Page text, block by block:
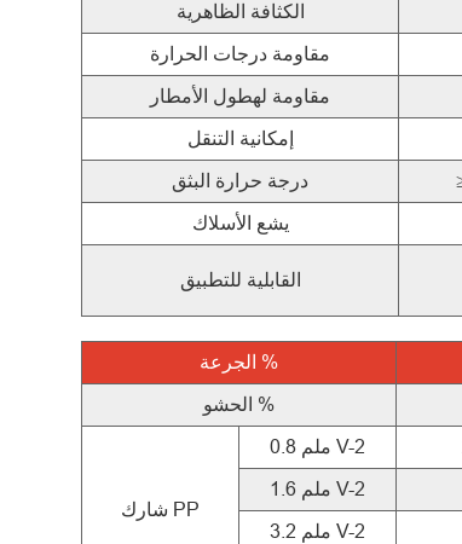
الكثافة الظاهرية
مقاومة درجات الحرارة
مقاومة لهطول الأمطار
إمكانية التنقل
درجة حرارة البثق
يشع الأسلاك
القابلية للتطبيق
%
الحشو %
شارك PP
0.8 ملم V-2
1.6 ملم V-2
3.2 ملم V-2